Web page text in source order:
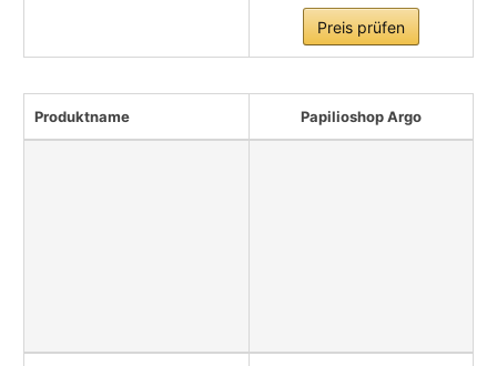
Preis prüfen
Produktname Papilioshop Argo